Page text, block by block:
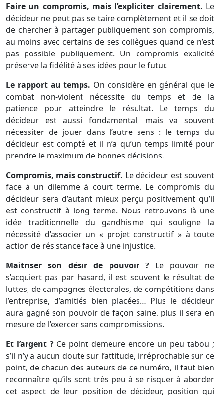
Faire un compromis, mais l’expliciter clairement. Le
décideur ne peut pas se taire complètement et il se doit
de chercher à partager publiquement son compromis,
au moins avec certains de ses collègues quand ce n’est
pas possible publiquement. Un compromis explicité
préserve la fidélité à ses idées pour le futur.
Le rapport au temps. On considère en général que le
combat non-violent nécessite du temps et de la
patience pour atteindre le résultat. Le temps du
décideur est aussi fondamental, mais va souvent
nécessiter de jouer dans l’autre sens : le temps du
décideur est compté et il n’a qu’un temps limité pour
prendre le maximum de bonnes décisions.
Compromis, mais constructif. Le décideur est souvent
face à un dilemme à court terme. Le compromis du
décideur sera d’autant mieux perçu positivement qu’il
est constructif à long terme. Nous retrouvons là une
idée traditionnelle du gandhisme qui souligne la
nécessité d’associer un « projet constructif » à toute
action de résistance face à une injustice.
Maîtriser son désir de pouvoir ?Le pouvoir ne
s’acquiert pas par hasard, il est souvent le résultat de
luttes, de campagnes électorales, de compétitions dans
l’entreprise, d’amitiés bien placées… Plus le décideur
aura gagné son pouvoir de façon saine, plus il sera en
mesure de l’exercer sans compromissions.
Et l’argent ? Ce point demeure encore un peu tabou ;
s’il n’y a aucun doute sur l’attitude, irréprochable sur ce
point, de chacun des auteurs de ce numéro, il faut bien
reconnaître qu’ils sont très peu à se risquer à aborder
cet aspect de leur position de décideur, position qui